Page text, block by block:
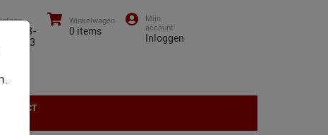
01 13
Winkelwagen
0 items
Inloggen
CONTACT